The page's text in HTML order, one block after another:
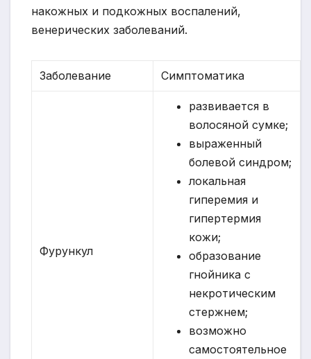
накожных и подкожных воспалений,
венерических заболеваний.
Заболевание Симптоматика
Фурункул
развивается в
волосяной сумке;
выраженный
болевой синдром;
локальная
гиперемия и
гипертермия
кожи;
образование
гнойника с
некротическим
стержнем;
возможно
самостоятельное